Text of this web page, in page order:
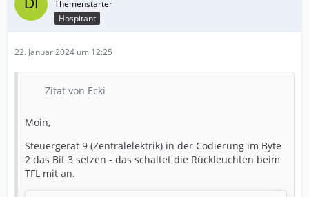
Hospitant
22. Januar 2024 um 12:25
Zitat von Ecki
Moin,
Steuergerät 9 (Zentralelektrik) in der Codierung im Byte
2 das Bit 3 setzen - das schaltet die Rückleuchten beim
TFL mit an.